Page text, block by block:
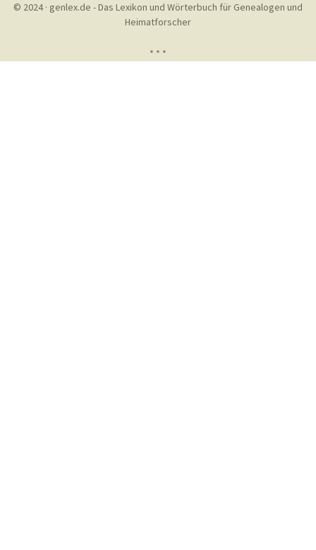
© 2024 · genlex.de - Das Lexikon und Wörterbuch für Genealogen und
Heimatforscher
* * *